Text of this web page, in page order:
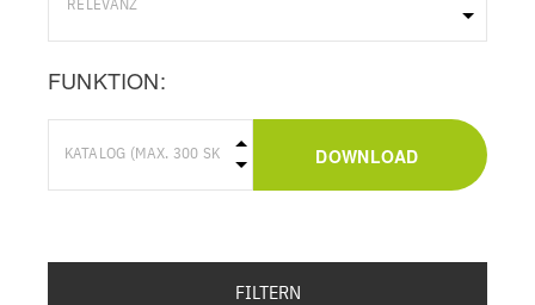
FUNKTION:
DOWNLOAD
FILTERN